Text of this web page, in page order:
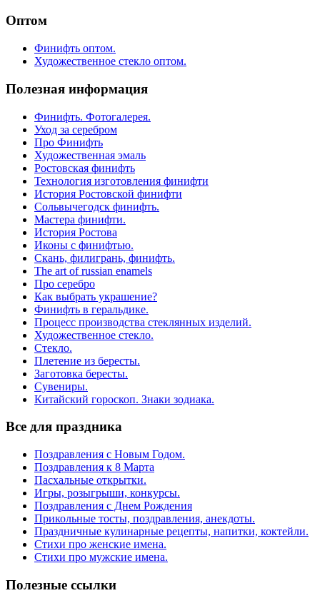
Оптом
Финифть оптом.
Художественное стекло оптом.
Полезная информация
Финифть. Фотогалерея.
Уход за серебром
Про Финифть
Художественная эмаль
Ростовская финифть
Технология изготовления финифти
История Ростовской финифти
Сольвычегодск финифть.
Мастера финифти.
История Ростова
Иконы с финифтью.
Скань, филигрань, финифть.
The art of russian enamels
Про серебро
Как выбрать украшение?
Финифть в геральдике.
Процесс производства стеклянных изделий.
Художественное стекло.
Стекло.
Плетение из бересты.
Заготовка бересты.
Сувениры.
Китайский гороскоп. Знаки зодиака.
Все для праздника
Поздравления с Новым Годом.
Поздравления к 8 Марта
Пасхальные открытки.
Игры, розыгрыши, конкурсы.
Поздравления с Днем Рождения
Прикольные тосты, поздравления, анекдоты.
Праздничные кулинарные рецепты, напитки, коктейли.
Стихи про женские имена.
Стихи про мужские имена.
Полезные ссылки